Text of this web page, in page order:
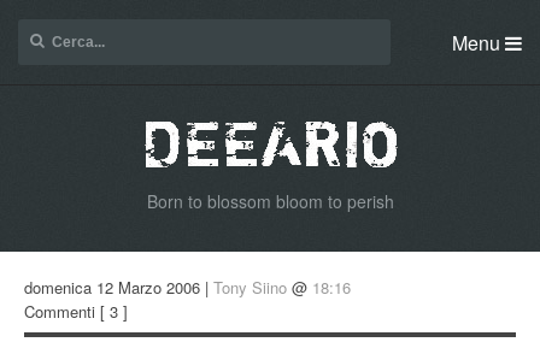
Menu
Born to blossom bloom to perish
domenica 12 Marzo 2006 | Tony Siino @ 18:16
Commenti [ 3 ]